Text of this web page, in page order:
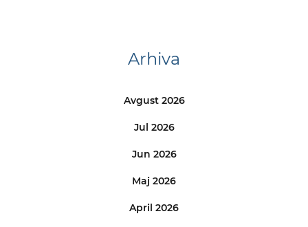
Arhiva
Avgust 2026
Jul 2026
Jun 2026
Maj 2026
April 2026